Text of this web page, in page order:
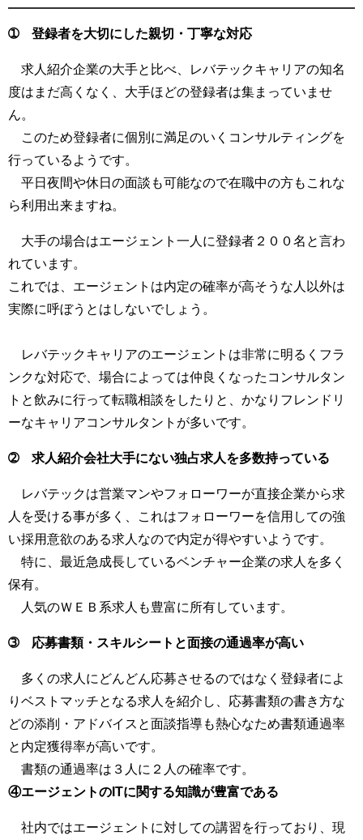
➀ 登録者を大切にした親切・丁寧な対応
求人紹介企業の大手と比べ、レバテックキャリアの知名
度はまだ高くなく、大手ほどの登録者は集まっていませ
ん。
このため登録者に個別に満足のいくコンサルティングを
行っているようです。
平日夜間や休日の面談も可能なので在職中の方もこれな
ら利用出来ますね。
大手の場合はエージェント一人に登録者２００名と言わ
れています。
これでは、エージェントは内定の確率が高そうな人以外は
実際に呼ぼうとはしないでしょう。
レバテックキャリアのエージェントは非常に明るくフラ
ンクな対応で、場合によっては仲良くなったコンサルタン
トと飲みに行って転職相談をしたりと、かなりフレンドリ
ーなキャリアコンサルタントが多いです。
➁ 求人紹介会社大手にない独占求人を多数持っている
レバテックは営業マンやフォローワーが直接企業から求
人を受ける事が多く、これはフォローワーを信用しての強
い採用意欲のある求人なので内定が得やすいようです。
特に、最近急成長しているベンチャー企業の求人を多く
保有。
人気のＷＥＢ系求人も豊富に所有しています。
➂ 応募書類・スキルシートと面接の通過率が高い
多くの求人にどんどん応募させるのではなく登録者によ
りベストマッチとなる求人を紹介し、応募書類の書き方な
どの添削・アドバイスと面談指導も熱心なため書類通過率
と内定獲得率が高いです。
書類の通過率は３人に２人の確率です。
④エージェントのITに関する知識が豊富である
社内ではエージェントに対しての講習を行っており、現